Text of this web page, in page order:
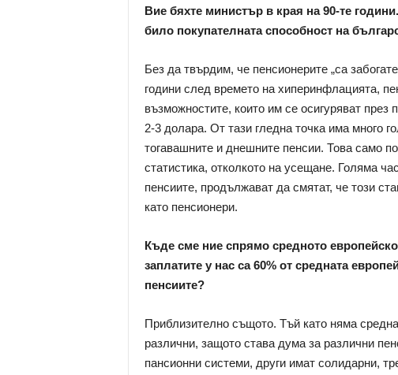
Вие бяхте министър в края на 90-те
било покупателната способност на
Без да твърдим, че пенсионерите „са
години след времето на хиперинфлацията,
възможностите, които им се осигуряват
2-3 долара. От тази гледна точка има много
тогавашните и днешните пенсии. Това само
статистика, отколкото на усещане. Голяма
пенсиите, продължават да смятат, че този
като пенсионери.
Къде сме ние спрямо средното
заплатите у нас са 60% от средната
пенсиите?
Приблизително същото. Тъй като няма
различни, защото става дума за различни
пансионни системи, други имат солидарни,